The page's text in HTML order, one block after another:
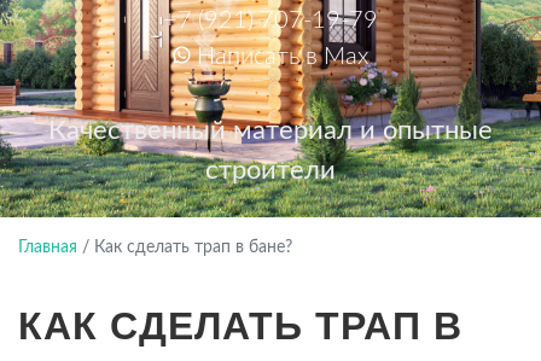
+7 (921) 707-19-79
Написать в Max
Качественный материал и опытные
строители
Главная / Как сделать трап в бане?
КАК СДЕЛАТЬ ТРАП В